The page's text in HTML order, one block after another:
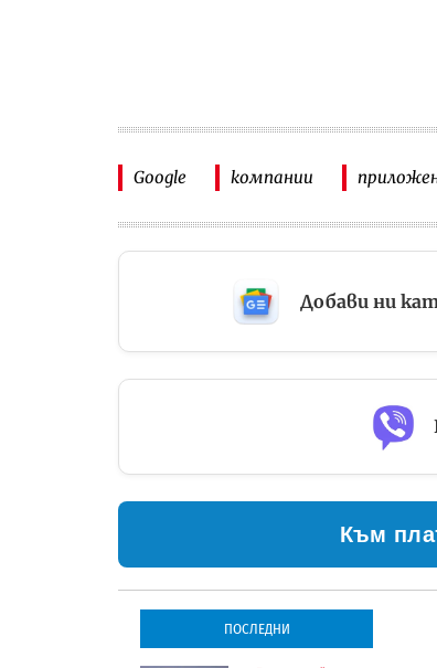
Google компании
Добави ни
Към
ПОСЛЕДНИ